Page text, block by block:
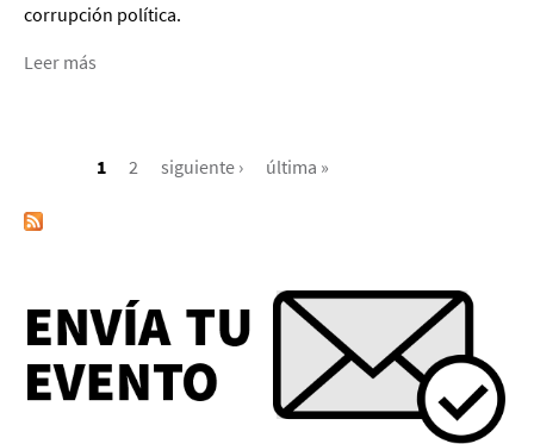
corrupción política.
Leer más
1 2 siguiente › última »